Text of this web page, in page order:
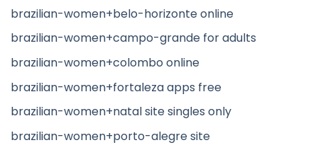
brazilian-women+belo-horizonte online
brazilian-women+campo-grande for adults
brazilian-women+colombo online
brazilian-women+fortaleza apps free
brazilian-women+natal site singles only
brazilian-women+porto-alegre site